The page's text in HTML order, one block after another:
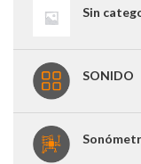
Sin
SONIDO